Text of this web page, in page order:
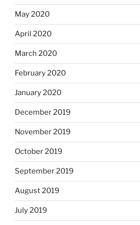
May 2020
April 2020
March 2020
February 2020
January 2020
December 2019
November 2019
October 2019
September 2019
August 2019
July 2019